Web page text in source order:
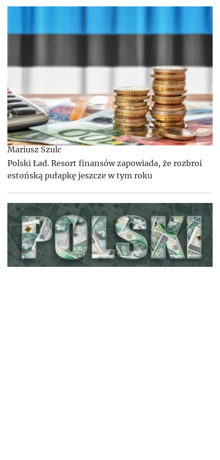
Mariusz Szulc
Polski Ład. Resort finansów zapowiada, że rozbroi
estońską pułapkę jeszcze w tym roku